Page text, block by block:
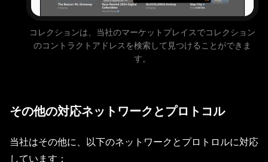
コレクションは、当社のマーケットプレイスでコレクション
のコントラクトアドレスを検索して見つけることができま
す。
その他の対応ネットワークとプロトコル
当社はその他に、以下のネットワークとプロトロルに対応
しています：